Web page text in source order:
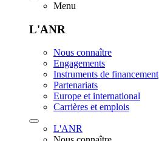
Menu
L'ANR
Nous connaître
Engagements
Instruments de financement
Partenariats
Europe et international
Carrières et emplois
L'ANR